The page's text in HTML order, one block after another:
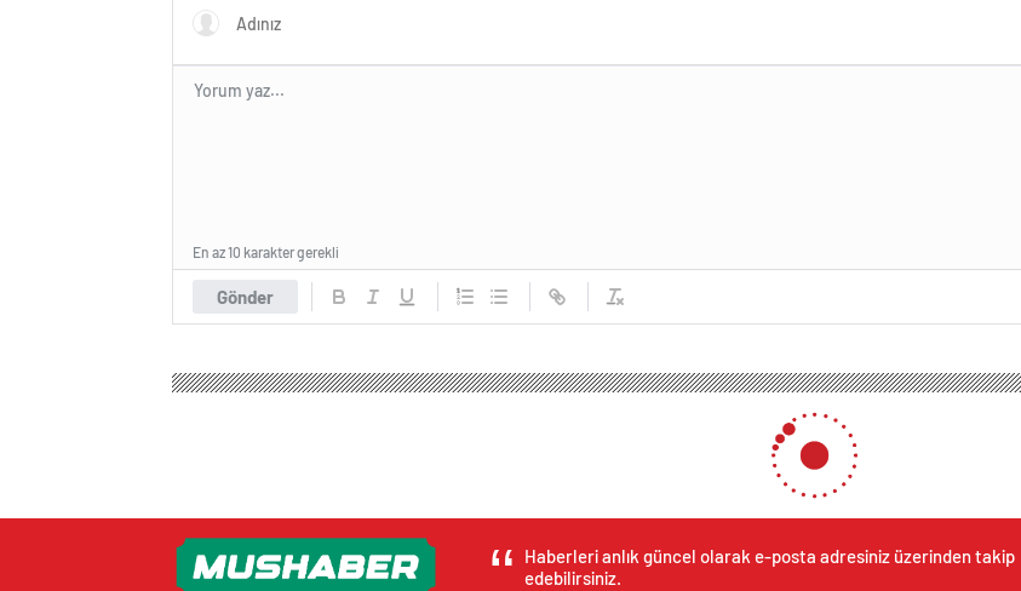
Gönder
En az 10 karakter gerekli
Haberleri anlık güncel olarak e-posta adresiniz üzerinden takip
edebilirsiniz.